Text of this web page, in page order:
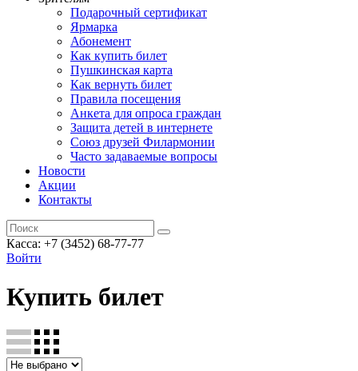
Подарочный сертификат
Ярмарка
Абонемент
Как купить билет
Пушкинская карта
Как вернуть билет
Правила посещения
Анкета для опроса граждан
Защита детей в интернете
Союз друзей Филармонии
Часто задаваемые вопросы
Новости
Акции
Контакты
Касса: +7 (3452) 68-77-77
Войти
Купить билет